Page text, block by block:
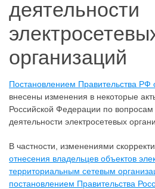
деятельности
организаций
Постановлением Правительства
внесены изменения в некоторые
Российской Федерации по вопросам
деятельности электросетевых
В частности, изменениями
отнесения владельцев объектов
территориальным сетевым
постановлением Правительства